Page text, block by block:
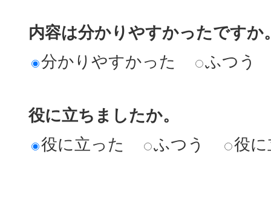
内容は分かりやすかったですか
分かりやすかった
ふつう
役に立ちましたか。
役に立った
ふつう 役